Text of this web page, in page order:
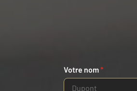
Votre nom*